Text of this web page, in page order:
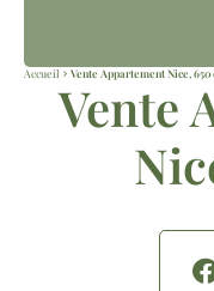
Accueil Vente Appartement Nice,
Vente